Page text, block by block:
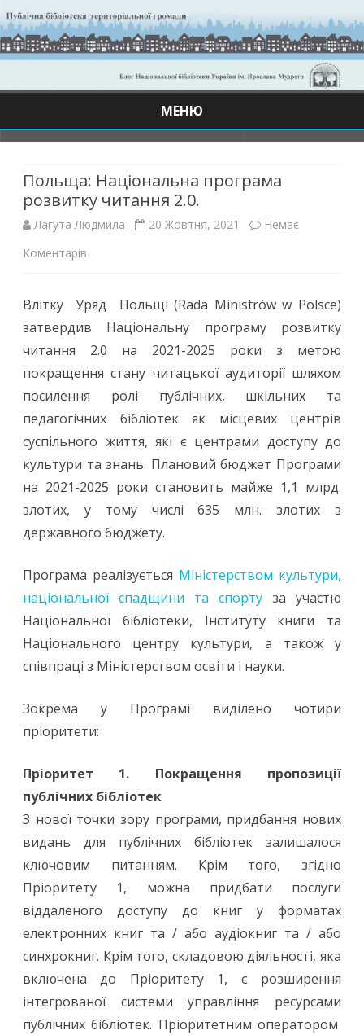
МЕНЮ
Польща: Національна програма
розвитку читання 2.0.
Лагута Людмила 20 Жовтня, 2021
Немає
Коментарів
Національна
програма
читання
2.0.
Влітку Уряд Польщі (Rada Ministrów w Polsce)
затвердив Національну програму розвитку
читання 2.0 на 2021-2025 роки з метою
покращення стану читацької аудиторії шляхом
посилення ролі публічних, шкільних та
педагогічних бібліотек як місцевих центрів
суспільного життя, які є центрами доступу до
культури та знань. Плановий бюджет Програми
на 2021-2025 роки становить майже 1,1 млрд.
злотих, у тому числі 635 млн. злотих з
державного бюджету.
Програма реалізується Міністерством культури,
національної спадщини та спорту за участю
Національної бібліотеки, Інституту книги та
Національного центру культури, а також у
співпраці з Міністерством освіти і науки.
Зокрема у Програмі виділено чотири
пріоритети:
Пріоритет 1. Покращення пропозиції
публічних бібліотек
З нової точки зору програми, придбання нових
видань для публічних бібліотек залишалося
ключовим питанням. Крім того, згідно
Пріоритету 1, можна придбати послуги
віддаленого доступу до книг у форматах
електронних книг та / або аудіокниг та / або
синхрокниг. Крім того, складовою діяльності, яка
включена до Пріоритету 1, є розширення
інтегрованої системи управління ресурсами
публічних бібліотек. Пріоритетним оператором